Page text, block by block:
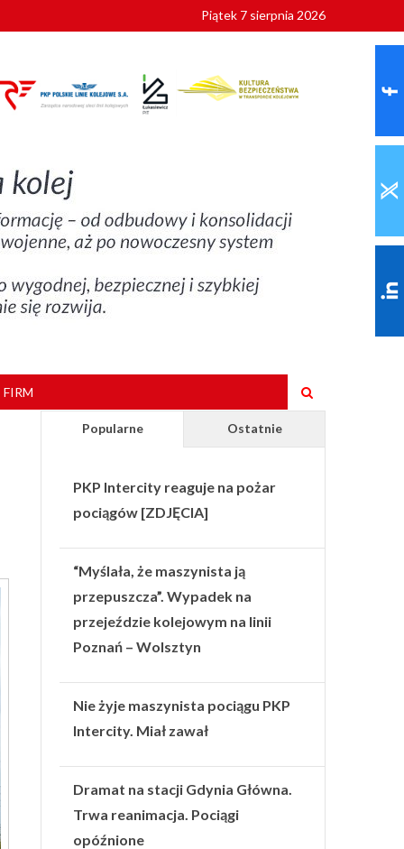
Piątek 7 sierpnia 2026
Popularne Ostatnie
PKP Intercity reaguje na pożar
pociągów [ZDJĘCIA]
“Myślała, że maszynista ją
przepuszcza”. Wypadek na
przejeździe kolejowym na linii
Poznań – Wolsztyn
Nie żyje maszynista pociągu PKP
Intercity. Miał zawał
Dramat na stacji Gdynia Główna.
Trwa reanimacja. Pociągi
opóźnione